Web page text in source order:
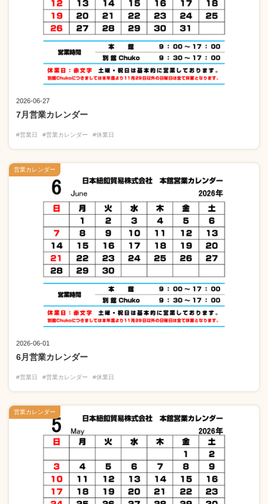
2026-06-27
7月営業カレンダー
#営業日 #営業カレンダー #休業日
2026-06-01
6月営業カレンダー
#営業日 #営業カレンダー #休業日
営業カレンダー
営業カレンダー